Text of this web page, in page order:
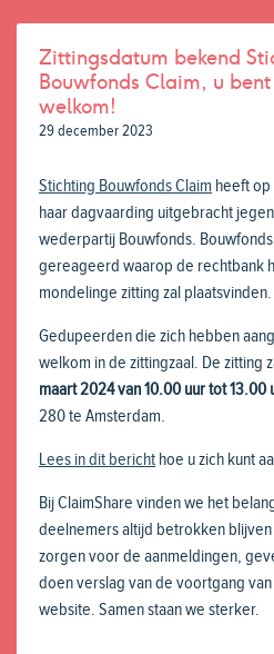
Zittingsdatum bekend
Bouwfonds Claim, u
welkom!
29 december 2023
Stichting Bouwfonds Claim heeft
haar dagvaarding uitgebracht
wederpartij Bouwfonds.
gereageerd waarop de rechtbank
mondelinge zitting zal plaatsvinden.
Gedupeerden die zich hebben
welkom in de zittingzaal. De zitting
maart 2024 van 10.00 uur tot 13.00
280 te Amsterdam.
Lees in dit bericht hoe u zich kunt
Bij ClaimShare vinden we het
deelnemers altijd betrokken
zorgen voor de aanmeldingen,
doen verslag van de voortgang
website. Samen staan we sterker.